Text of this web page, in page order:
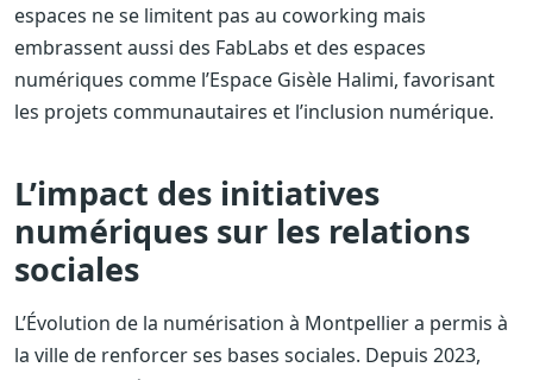
espaces ne se limitent pas au coworking mais
embrassent aussi des FabLabs et des espaces
numériques comme l’Espace Gisèle Halimi, favorisant
les projets communautaires et l’inclusion numérique.
L’impact des initiatives
numériques sur les relations
sociales
L’Évolution de la numérisation à Montpellier a permis à
la ville de renforcer ses bases sociales. Depuis 2023,